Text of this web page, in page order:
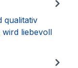
qualitativ
liebevoll